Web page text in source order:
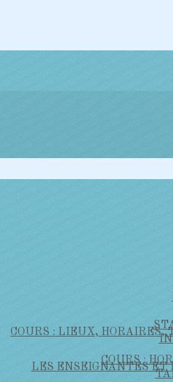
COURS : LIEUX, HORAIRES,
COURS :
LES ENSEIGNANTES ET